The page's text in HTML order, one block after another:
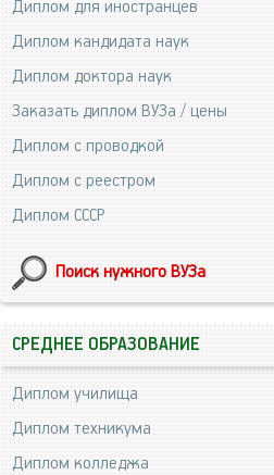
Диплом для иностранцев
Диплом кандидата наук
Диплом доктора наук
Заказать диплом ВУЗа / цены
Диплом с проводкой
Диплом с реестром
Диплом СССР
Поиск нужного ВУЗа
СРЕДНЕЕ ОБРАЗОВАНИЕ
Диплом училища
Диплом техникума
Диплом колледжа